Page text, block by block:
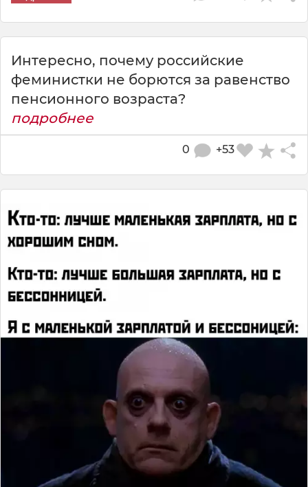
Интересно, почему российские
феминистки не борются за равенство
пенсионного возраста?
подробнее
+53
0